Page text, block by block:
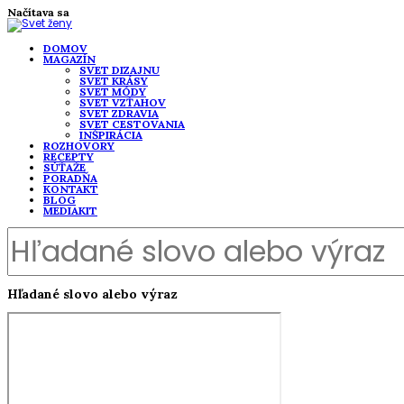
Načítava sa
DOMOV
MAGAZÍN
SVET DIZAJNU
SVET KRÁSY
SVET MÓDY
SVET VZŤAHOV
SVET ZDRAVIA
SVET CESTOVANIA
INŠPIRÁCIA
ROZHOVORY
RECEPTY
SÚŤAŽE
PORADŇA
KONTAKT
BLOG
MEDIAKIT
Hľadané slovo alebo výraz